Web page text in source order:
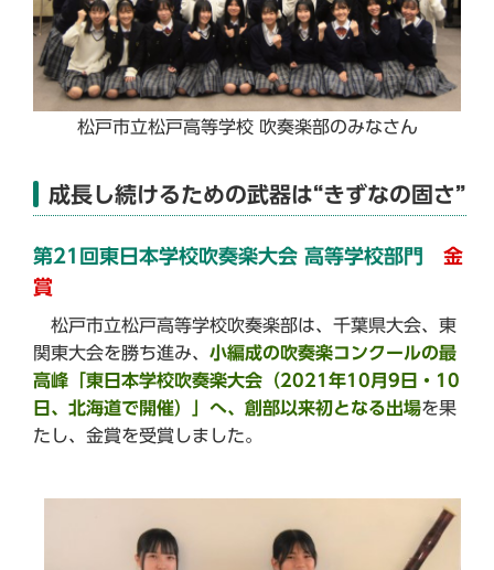
松戸市立松戸高等学校 吹奏楽部のみなさん
成長し続けるための武器は“きずなの固さ”
第21回東日本学校吹奏楽大会 高等学校部門 金
賞
松戸市立松戸高等学校吹奏楽部は、千葉県大会、東
関東大会を勝ち進み、 小編成の吹奏楽コンクールの最
高峰「東日本学校吹奏楽大会（2021年10月9日・10
日、北海道で開催）」へ、創部以来初となる出場を果
たし、金賞を受賞しました。